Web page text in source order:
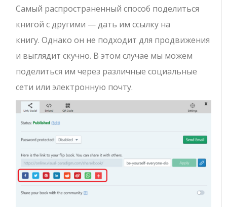
Самый распространенный способ поделиться
книгой с другими — дать им ссылку на
книгу. Однако он не подходит для продвижения
и выглядит скучно. В этом случае мы можем
поделиться им через различные социальные
сети или электронную почту.